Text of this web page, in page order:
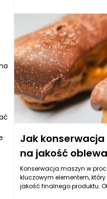
uwagę konsumentów.
wpływająca na jego
się istotnym aspektem
polewą, jako delikatne
funkcji tylko dekoracyjnej i
emocje i wrażenia zmysłowe.
Jak
na jakość
Konserwacja maszyn w
kluczowym elementem,
jakość finalnego produktu.